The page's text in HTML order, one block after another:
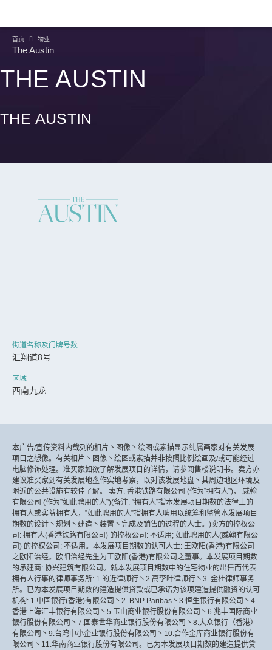
首页 物业
The Austin
THE AUSTIN
THE AUSTIN
街道名称及门牌号数
汇翔道8号
区域
西南九龙
本广告/宣传资料内载列的相片丶图像丶绘图或素描显示纯属画家对有关发展
项目之想像。有关相片丶图像丶绘图或素描并非按照比例绘画及/或可能经过
电脑修饰处理。准买家如欲了解发展项目的详情，请参阅售楼说明书。卖方亦
建议准买家到有关发展地盘作实地考察，以对该发展地盘丶其周边地区环境及
附近的公共设施有较佳了解。 卖方: 香港铁路有限公司 (作为”拥有人”)， 威翰
有限公司 (作为”如此聘用的人”)(备注: “拥有人”指本发展项目期数的法律上的
拥有人或实益拥有人，”如此聘用的人”指拥有人聘用以统筹和监管本发展项目
期数的设计丶规划丶建造丶装置丶完成及销售的过程的人士。)卖方的控权公
司: 拥有人(香港铁路有限公司) 的控权公司: 不适用; 如此聘用的人(威翰有限公
司) 的控权公司: 不适用。本发展项目期数的认可人士: 王欧阳(香港)有限公司
之欧阳治经。欧阳治经先生为王欧阳(香港)有限公司之董事。本发展项目期数
的承建商: 协兴建筑有限公司。就本发展项目期数中的住宅物业的出售而代表
拥有人行事的律师事务所: 1.的近律师行丶2.高李叶律师行丶3. 金杜律师事务
所。已为本发展项目期数的建造提供贷款或已承诺为该项建造提供融资的认可
机构: 1.中国银行(香港)有限公司丶2. BNP Paribas丶3.恒生银行有限公司丶4.
香港上海汇丰银行有限公司丶5.玉山商业银行股份有限公司丶6.兆丰国际商业
银行股份有限公司丶7.国泰世华商业银行股份有限公司丶8.大众银行（香港）
有限公司丶9.台湾中小企业银行股份有限公司丶10.合作金库商业银行股份有
限公司丶11.华南商业银行股份有限公司。已为本发展项目期数的建造提供贷